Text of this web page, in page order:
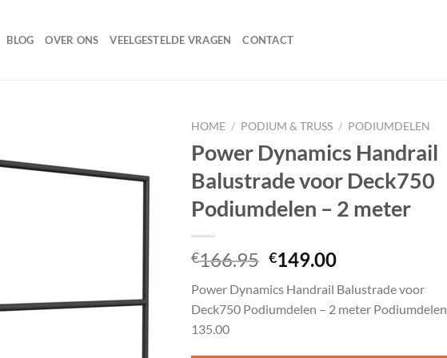
BLOG OVER ONS VEELGESTELDE VRAGEN CONTACT
HOME / PODIUM & TRUSS / PODIUMDELEN
Power Dynamics Handrail
Balustrade voor Deck750
Podiumdelen – 2 meter
€166.95 Oorspronkelijke
was:
€166.95.
€149.00Huidige
is:
€149.00.
Power Dynamics Handrail Balustrade voor
Deck750 Podiumdelen – 2 meter Podiumdelen
135.00